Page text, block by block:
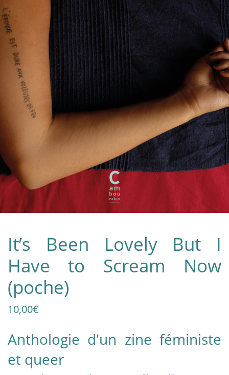
It’s Been Lovely But I
Have to Scream Now
(poche)
10,00€
Anthologie d'un zine féministe
et queer